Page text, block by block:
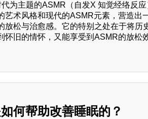
为主题的ASMR（自发X 知觉经络反
艺术风格和现代的ASMR元素，营造出
放松与治愈感。它的特别之处在于将历
旧的情怀，又能享受到ASMR的放松
何帮助改善睡眠的？